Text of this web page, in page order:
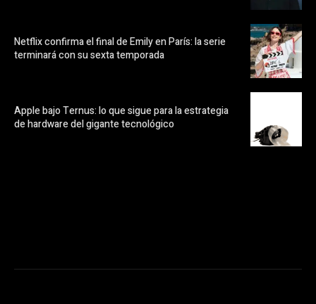
Netflix confirma el final de Emily en París: la serie
terminará con su sexta temporada
Apple bajo Ternus: lo que sigue para la estrategia
de hardware del gigante tecnológico